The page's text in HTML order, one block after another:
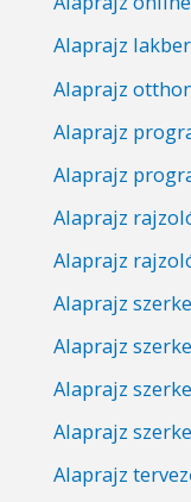
Alaprajz
Alaprajz
Alaprajz
Alaprajz
Alaprajz
Alaprajz
Alaprajz
Alaprajz
Alaprajz
Alaprajz
Alaprajz